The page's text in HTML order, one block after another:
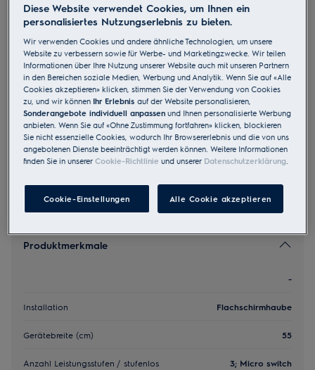
DAL5536SW
Abluft Umluft Flachschirmhaube A
55 cm Schwarz
3.5 (11)
EU Produkt Fiche
CHF 565.00
UVP inkl. MwSt CHF (exkl. vRB)
Produktmerkmale
-
Installation Flachschirmhaube
Gerätebreite (cm) 55
Anzahl Leistungsstufen / stufenlos 3; Micro switch
Diese Website verwendet Cookies, um Ihnen ein
personalisiertes Nutzungserlebnis zu bieten.
Wir verwenden Cookies und andere ähnliche Technologien, um unsere
Website zu verbessern sowie für Werbe- und Marketingzwecke. Wir teilen
Informationen über Ihre Nutzung unserer Website auch mit unseren Partnern
in den Bereichen soziale Medien, Werbung und Analytik. Wenn Sie auf «Alle
Cookies akzeptieren» klicken, stimmen Sie der Verwendung von Cookies
zu, und wir können Ihr Erlebnisauf der Website personalisieren,
Sonderangebote individuell anpassen und Ihnen personalisierte Werbung
anbieten. Wenn Sie auf «Ohne Zustimmung fortfahren» klicken, blockieren
Sie nicht essenzielle Cookies, wodurch Ihr Browsererlebnis und die von uns
angebotenen Dienste beeinträchtigt werden können. Weitere Informationen
finden Sie in unsererCookie-Richtlinie und unserer Datenschutzerklärung
Cookie-Einstellungen Alle Cookie akzeptieren